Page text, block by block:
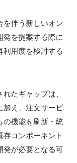
を伴う新しいオン
発を提案する際に
利用度を検討する
たギャップは、
加え、注文サービ
の機能を刷新・統
コンポーネント
発が必要となる可